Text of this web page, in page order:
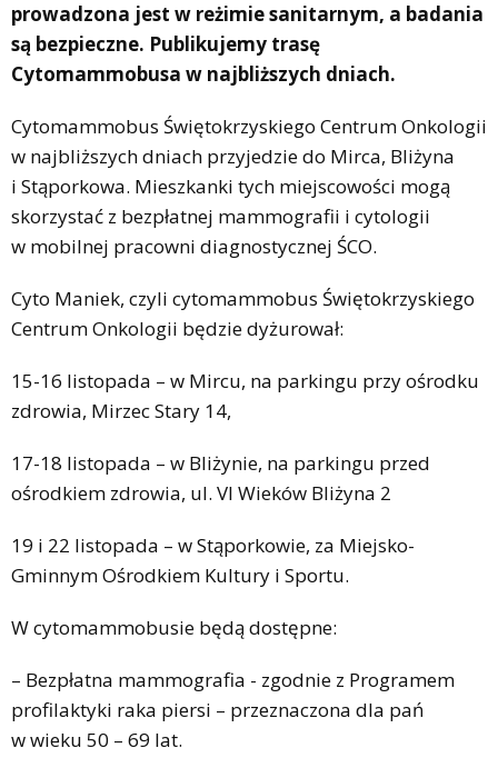
prowadzona jest w reżimie sanitarnym, a badania
są bezpieczne. Publikujemy trasę
Cytomammobusa w najbliższych dniach.
Cytomammobus Świętokrzyskiego Centrum Onkologii
w najbliższych dniach przyjedzie do Mirca, Bliżyna
i Stąporkowa. Mieszkanki tych miejscowości mogą
skorzystać z bezpłatnej mammografii i cytologii
w mobilnej pracowni diagnostycznej ŚCO.
Cyto Maniek, czyli cytomammobus Świętokrzyskiego
Centrum Onkologii będzie dyżurował:
15-16 listopada – w Mircu, na parkingu przy ośrodku
zdrowia, Mirzec Stary 14,
17-18 listopada – w Bliżynie, na parkingu przed
ośrodkiem zdrowia, ul. VI Wieków Bliżyna 2
19 i 22 listopada – w Stąporkowie, za Miejsko-
Gminnym Ośrodkiem Kultury i Sportu.
W cytomammobusie będą dostępne:
– Bezpłatna mammografia - zgodnie z Programem
profilaktyki raka piersi – przeznaczona dla pań
w wieku 50 – 69 lat.